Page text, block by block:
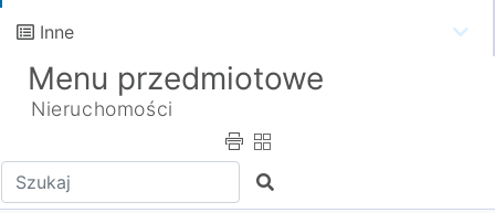
Inne
Menu przedmiotowe
Nieruchomości
Wpisz tekst do wyszukania Szukaj